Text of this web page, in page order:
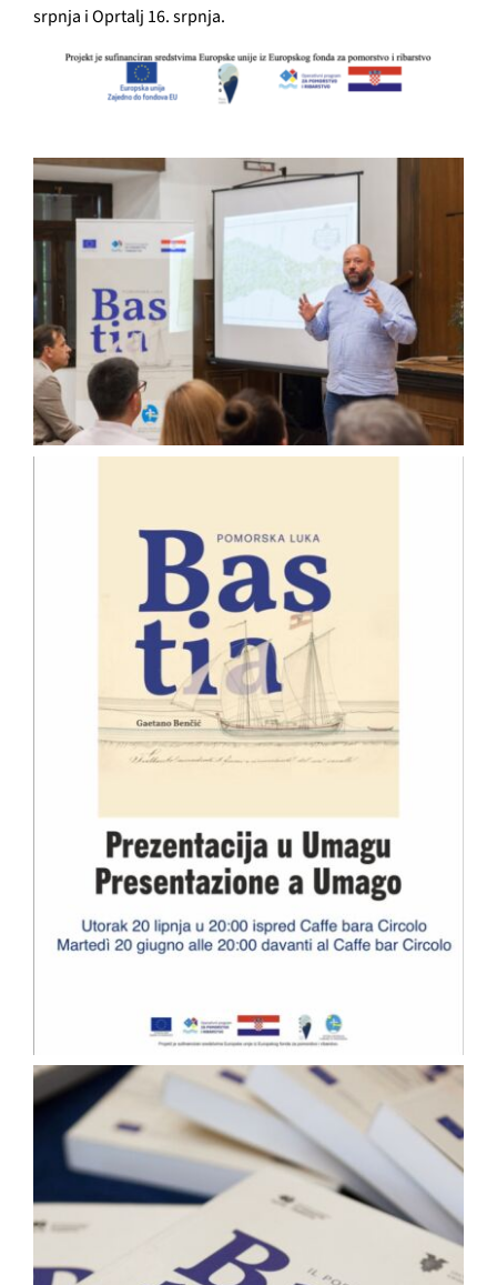
srpnja i Oprtalj 16. srpnja.